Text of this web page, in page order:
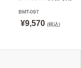
ノーストローフタ
※適合品番あり ※沖縄
BMT-097
¥9,570 (税込)